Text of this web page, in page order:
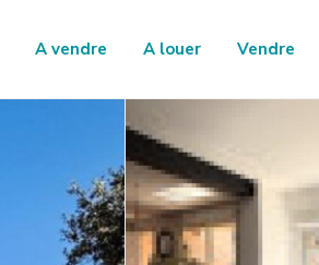
A vendre A louer Vendre